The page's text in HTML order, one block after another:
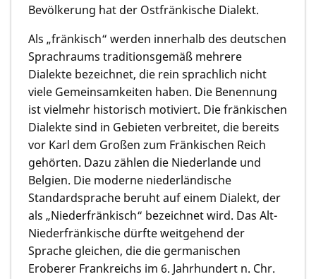
Bevölkerung hat der Ostfränkische Dialekt.
Als „fränkisch“ werden innerhalb des deutschen
Sprachraums traditionsgemäß mehrere
Dialekte bezeichnet, die rein sprachlich nicht
viele Gemeinsamkeiten haben. Die Benennung
ist vielmehr historisch motiviert. Die fränkischen
Dialekte sind in Gebieten verbreitet, die bereits
vor Karl dem Großen zum Fränkischen Reich
gehörten. Dazu zählen die Niederlande und
Belgien. Die moderne niederländische
Standardsprache beruht auf einem Dialekt, der
als „Niederfränkisch“ bezeichnet wird. Das Alt-
Niederfränkische dürfte weitgehend der
Sprache gleichen, die die germanischen
Eroberer Frankreichs im 6. Jahrhundert n. Chr.